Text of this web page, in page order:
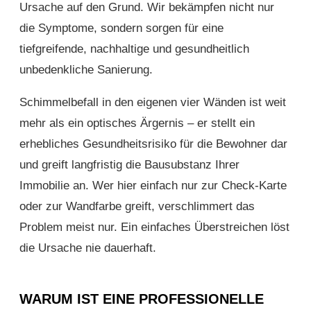
Ursache auf den Grund. Wir bekämpfen nicht nur
die Symptome, sondern sorgen für eine
tiefgreifende, nachhaltige und gesundheitlich
unbedenkliche Sanierung.
Schimmelbefall in den eigenen vier Wänden ist weit
mehr als ein optisches Ärgernis – er stellt ein
erhebliches Gesundheitsrisiko für die Bewohner dar
und greift langfristig die Bausubstanz Ihrer
Immobilie an. Wer hier einfach nur zur Check-Karte
oder zur Wandfarbe greift, verschlimmert das
Problem meist nur. Ein einfaches Überstreichen löst
die Ursache nie dauerhaft.
WARUM IST EINE PROFESSIONELLE